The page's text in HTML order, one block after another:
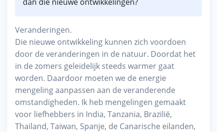
Veranderingen.
Die nieuwe ontwikkeling kunnen zich voordoen
door de veranderingen in de natuur. Doordat het
in de zomers geleidelijk steeds warmer gaat
worden. Daardoor moeten we de energie
mengeling aanpassen aan de veranderende
omstandigheden. Ik heb mengelingen gemaakt
voor liefhebbers in India, Tanzania, Brazilië,
Thailand, Taiwan, Spanje, de Canarische eilanden,